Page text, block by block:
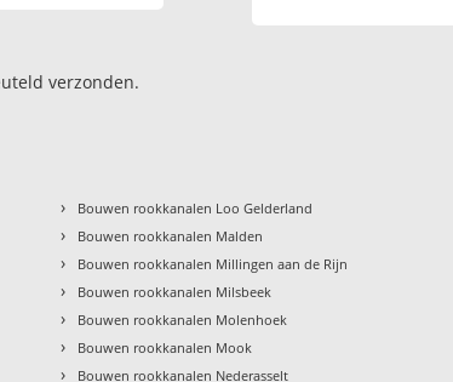
verzonden.
› Bouwen rookkanalen Loo Gelderland
› Bouwen rookkanalen Malden
› Bouwen rookkanalen Millingen aan de Rijn
› Bouwen rookkanalen Milsbeek
› Bouwen rookkanalen Molenhoek
› Bouwen rookkanalen Mook
› Bouwen rookkanalen Nederasselt